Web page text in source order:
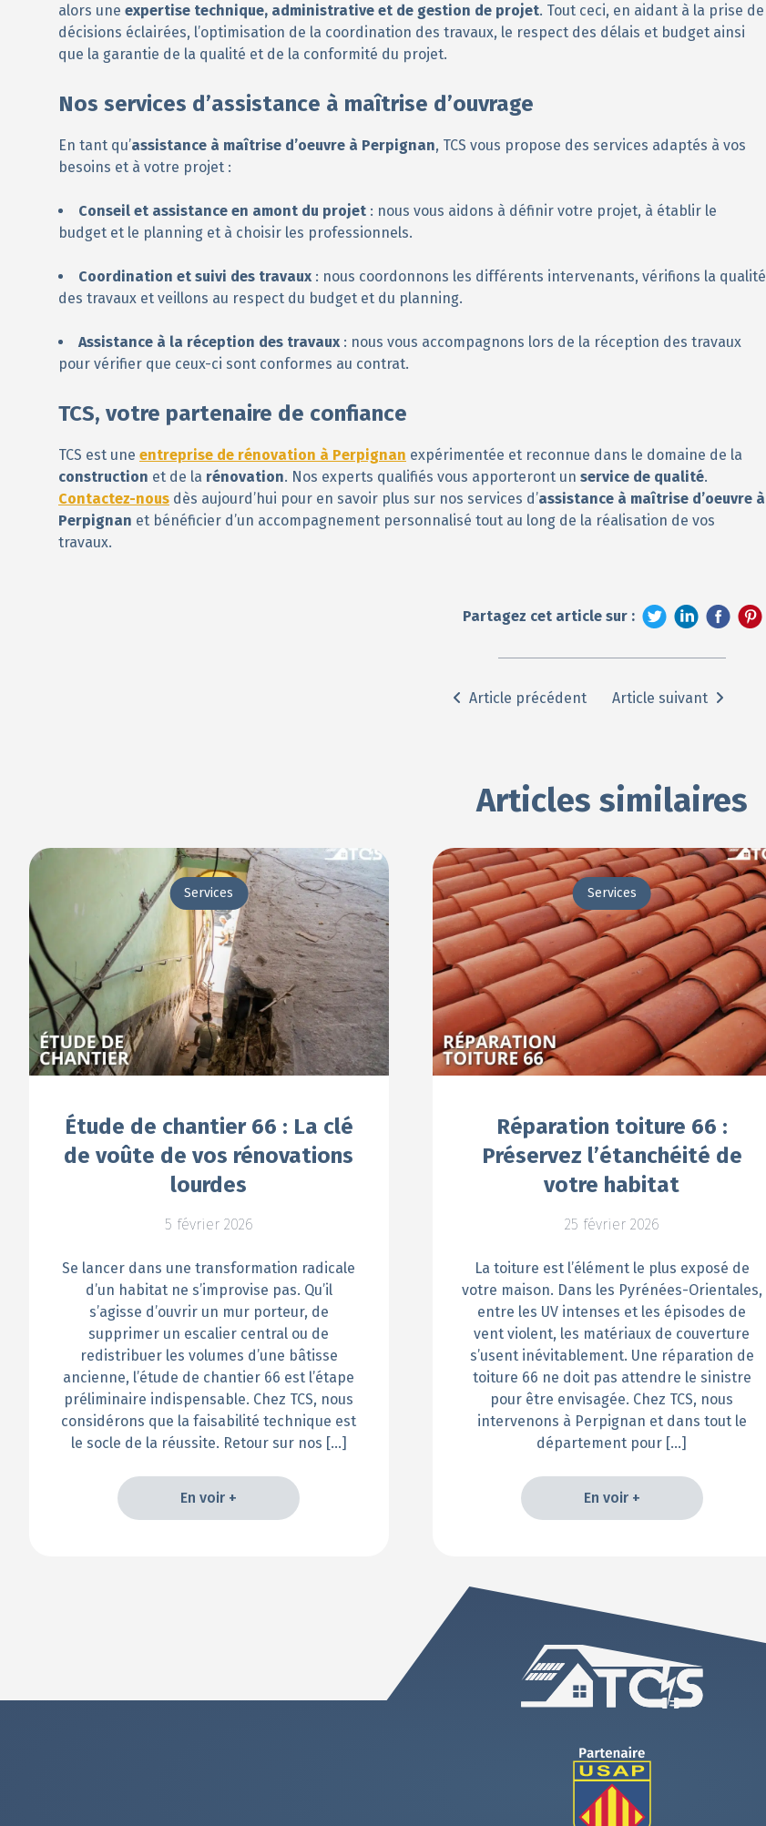
alors une expertise technique, administrative et de gestion de projet. Tout ceci, en aidant à la prise de
décisions éclairées, l’optimisation de la coordination des travaux, le respect des délais et budget ainsi
que la garantie de la qualité et de la conformité du projet.
Nos services d’assistance à maîtrise d’ouvrage
En tant qu’assistance à maîtrise d’oeuvre à Perpignan, TCS vous propose des services adaptés à vos
besoins et à votre projet :
Conseil et assistance en amont du projet : nous vous aidons à définir votre projet, à établir le
budget et le planning et à choisir les professionnels.
Coordination et suivi des travaux : nous coordonnons les différents intervenants, vérifions la qualité
des travaux et veillons au respect du budget et du planning.
Assistance à la réception des travaux : nous vous accompagnons lors de la réception des travaux
pour vérifier que ceux-ci sont conformes au contrat.
TCS, votre partenaire de confiance
TCS est une entreprise de rénovation à Perpignan expérimentée et reconnue dans le domaine de la
construction et de la rénovation. Nos experts qualifiés vous apporteront un service de qualité.
Contactez-nous dès aujourd’hui pour en savoir plus sur nos services d’assistance à maîtrise d’oeuvre à
Perpignan et bénéficier d’un accompagnement personnalisé tout au long de la réalisation de vos
travaux.
Partagez cet article sur :
Article précédent Article suivant
Articles similaires
Services
Étude de chantier 66 : La clé
de voûte de vos rénovations
lourdes
5 février 2026
Se lancer dans une transformation radicale
d’un habitat ne s’improvise pas. Qu’il
s’agisse d’ouvrir un mur porteur, de
supprimer un escalier central ou de
redistribuer les volumes d’une bâtisse
ancienne, l’étude de chantier 66 est l’étape
préliminaire indispensable. Chez TCS, nous
considérons que la faisabilité technique est
le socle de la réussite. Retour sur nos […]
En voir +
Services
Réparation toiture 66 :
Préservez l’étanchéité de
votre habitat
25 février 2026
La toiture est l’élément le plus exposé de
votre maison. Dans les Pyrénées-Orientales,
entre les UV intenses et les épisodes de
vent violent, les matériaux de couverture
s’usent inévitablement. Une réparation de
toiture 66 ne doit pas attendre le sinistre
pour être envisagée. Chez TCS, nous
intervenons à Perpignan et dans tout le
département pour […]
En voir +